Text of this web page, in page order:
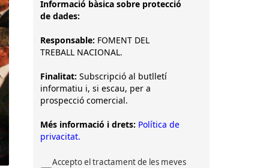
Informació bàsica sobre protecció
de dades:
Responsable: FOMENT DEL
TREBALL NACIONAL.
Finalitat: Subscripció al butlletí
informatiu i, si escau, per a
prospecció comercial.
Més informació i drets: Política de
privacitat.
Accepto el tractament de les meves